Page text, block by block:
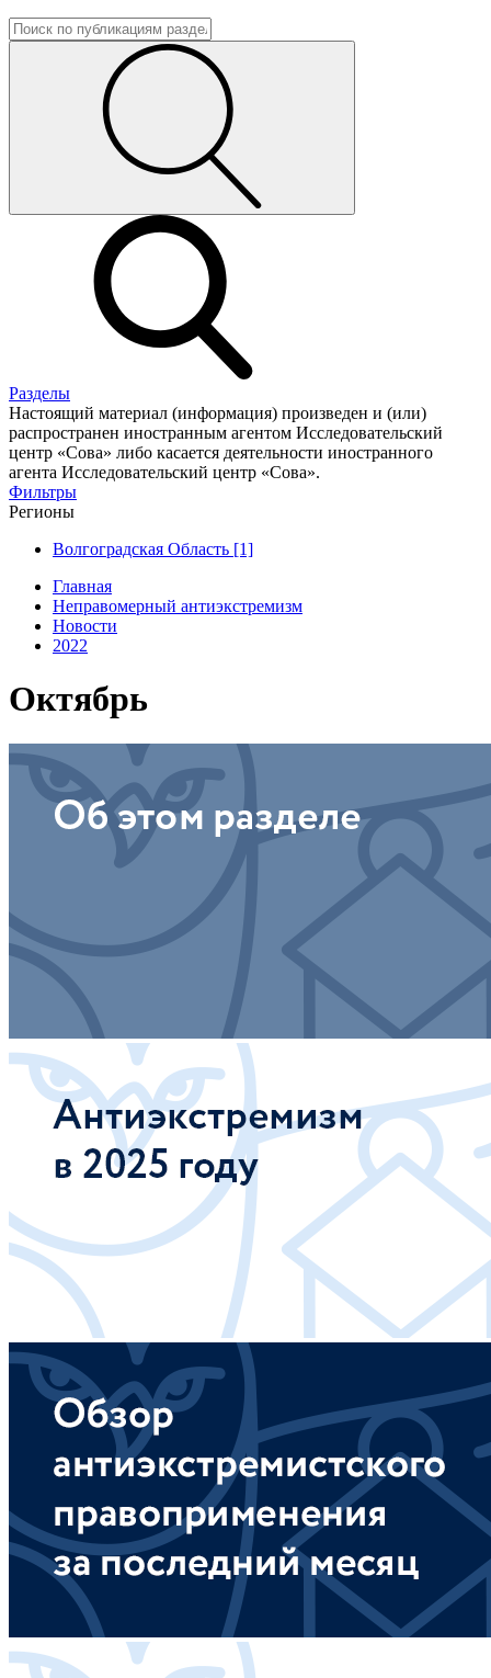
Разделы
Настоящий материал (информация) произведен и (или)
распространен иностранным агентом Исследовательский
центр «Сова» либо касается деятельности иностранного
агента Исследовательский центр «Сова».
Фильтры
Регионы
Волгоградская Область [1]
Главная
Неправомерный антиэкстремизм
Новости
2022
Октябрь